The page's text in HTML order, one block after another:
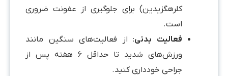
کلرهگزیدین) برای جلوگیری از عفونت ضروری
فعالیت بدنی: از فعالیت‌های سنگین مانند
ورزش‌های شدید تا حداقل ۶ هفته پس از
جراحی خودداری کنید.